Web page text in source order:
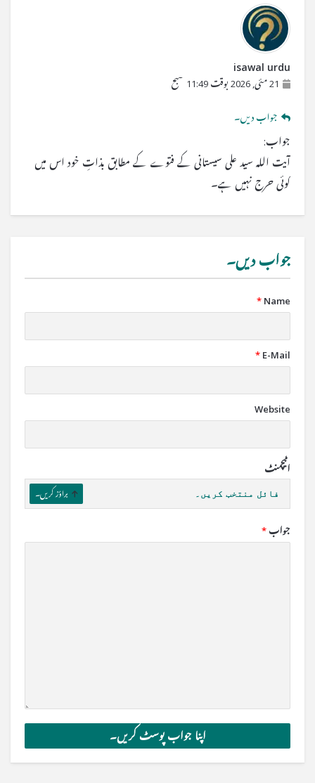
isawal urdu
21 مئی, 2026 بوقت 11:49 صبح
جواب دیں۔
جواب:
آیت اللہ سید علی سیستانی کے فتوے کے مطابق بذاتِ خود اس میں
کوئی حرج نہیں ہے۔
جواب دیں۔
Name
*
E-Mail
*
Website
اٹیچمنٹ
فائل منتخب کریں۔ براؤز کریں۔
جواب *